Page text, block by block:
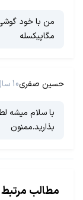
مگاپیکسله
حسین صفری10 سال پیش
بذارید.ممنون
مطالب مرتبط